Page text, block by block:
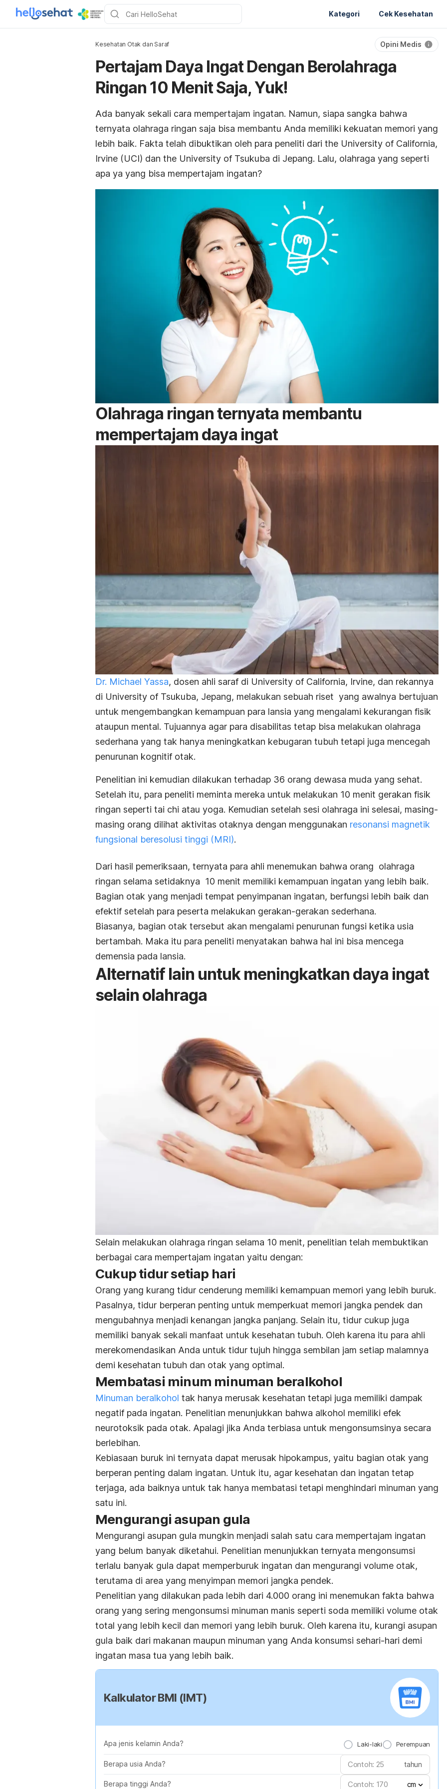
Kategori Cek Kesehatan
Kesehatan Otak dan Saraf Opini Medis
Pertajam Daya Ingat Dengan Berolahraga
Ringan 10 Menit Saja, Yuk!
Ada banyak sekali cara mempertajam ingatan. Namun, siapa sangka bahwa
ternyata olahraga ringan saja bisa membantu Anda memiliki kekuatan memori yang
lebih baik. Fakta telah dibuktikan oleh para peneliti dari the University of California,
Irvine (UCI) dan the University of Tsukuba di Jepang. Lalu, olahraga yang seperti
apa ya yang bisa mempertajam ingatan?
Olahraga ringan ternyata membantu
mempertajam daya ingat
Dr. Michael Yassa, dosen ahli saraf di University of California, Irvine, dan rekannya
di University of Tsukuba, Jepang, melakukan sebuah riset yang awalnya bertujuan
untuk mengembangkan kemampuan para lansia yang mengalami kekurangan fisik
ataupun mental. Tujuannya agar para disabilitas tetap bisa melakukan olahraga
sederhana yang tak hanya meningkatkan kebugaran tubuh tetapi juga mencegah
penurunan kognitif otak.
Penelitian ini kemudian dilakukan terhadap 36 orang dewasa muda yang sehat.
Setelah itu, para peneliti meminta mereka untuk melakukan 10 menit gerakan fisik
ringan seperti tai chi atau yoga. Kemudian setelah sesi olahraga ini selesai, masing-
masing orang dilihat aktivitas otaknya dengan menggunakan resonansi magnetik
fungsional beresolusi tinggi (MRI).
Dari hasil pemeriksaan, ternyata para ahli menemukan bahwa orang olahraga
ringan selama setidaknya 10 menit memiliki kemampuan ingatan yang lebih baik.
Bagian otak yang menjadi tempat penyimpanan ingatan, berfungsi lebih baik dan
efektif setelah para peserta melakukan gerakan-gerakan sederhana.
Biasanya, bagian otak tersebut akan mengalami penurunan fungsi ketika usia
bertambah. Maka itu para peneliti menyatakan bahwa hal ini bisa mencega
demensia pada lansia.
Alternatif lain untuk meningkatkan daya ingat
selain olahraga
Selain melakukan olahraga ringan selama 10 menit, penelitian telah membuktikan
berbagai cara mempertajam ingatan yaitu dengan:
Cukup tidur setiap hari
Orang yang kurang tidur cenderung memiliki kemampuan memori yang lebih buruk.
Pasalnya, tidur berperan penting untuk memperkuat memori jangka pendek dan
mengubahnya menjadi kenangan jangka panjang. Selain itu, tidur cukup juga
memiliki banyak sekali manfaat untuk kesehatan tubuh. Oleh karena itu para ahli
merekomendasikan Anda untuk tidur tujuh hingga sembilan jam setiap malamnya
demi kesehatan tubuh dan otak yang optimal.
Membatasi minum minuman beralkohol
Minuman beralkohol tak hanya merusak kesehatan tetapi juga memiliki dampak
negatif pada ingatan. Penelitian menunjukkan bahwa alkohol memiliki efek
neurotoksik pada otak. Apalagi jika Anda terbiasa untuk mengonsumsinya secara
berlebihan.
Kebiasaan buruk ini ternyata dapat merusak hipokampus, yaitu bagian otak yang
berperan penting dalam ingatan. Untuk itu, agar kesehatan dan ingatan tetap
terjaga, ada baiknya untuk tak hanya membatasi tetapi menghindari minuman yang
satu ini.
Mengurangi asupan gula
Mengurangi asupan gula mungkin menjadi salah satu cara mempertajam ingatan
yang belum banyak diketahui. Penelitian menunjukkan ternyata mengonsumsi
terlalu banyak gula dapat memperburuk ingatan dan mengurangi volume otak,
terutama di area yang menyimpan memori jangka pendek.
Penelitian yang dilakukan pada lebih dari 4.000 orang ini menemukan fakta bahwa
orang yang sering mengonsumsi minuman manis seperti soda memiliki volume otak
total yang lebih kecil dan memori yang lebih buruk. Oleh karena itu, kurangi asupan
gula baik dari makanan maupun minuman yang Anda konsumsi sehari-hari demi
ingatan masa tua yang lebih baik.
Kalkulator BMI (IMT)
Apa jenis kelamin Anda? Laki-laki Perempuan
Berapa usia Anda? tahun
Berapa tinggi Anda? cm